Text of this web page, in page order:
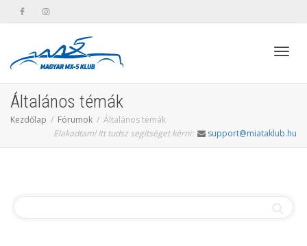
Általános témák
Kezdőlap Fórumok
Általános témák
Elakadtam! Itt tudsz segítséget kérni:
support@miataklub.hu